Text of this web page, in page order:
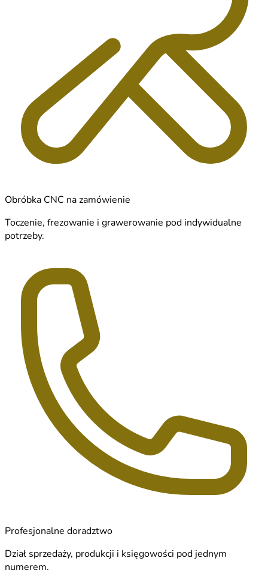
Obróbka CNC na zamówienie
Toczenie, frezowanie i grawerowanie pod indywidualne
potrzeby.
Profesjonalne doradztwo
Dział sprzedaży, produkcji i księgowości pod jednym
numerem.